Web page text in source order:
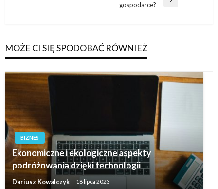
gospodarce?
MOŻE CI SIĘ SPODOBAĆ RÓWNIEŻ
BIZNES
Ekonomiczne i ekologiczne aspekty
podróżowania dzięki technologii
Dariusz Kowalczyk 18 lipca 2023